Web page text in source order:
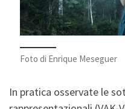
Foto di Enrique Meseguer
In pratica osservate le